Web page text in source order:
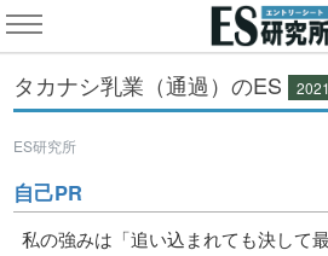
タカナシ乳業（通過）のES
ES研究所
自己PR
私の強みは「追い込まれても決して